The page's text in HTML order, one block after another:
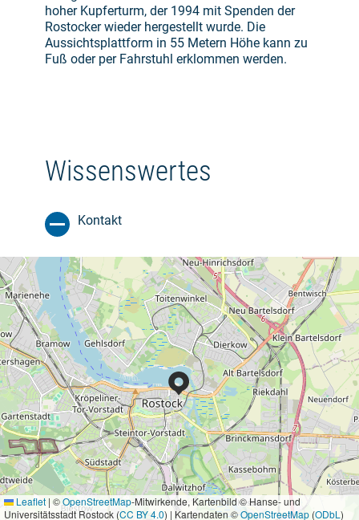
hoher Kupferturm, der 1994 mit Spenden der
Rostocker wieder hergestellt wurde. Die
Aussichtsplattform in 55 Metern Höhe kann zu
Fuß oder per Fahrstuhl erklommen werden.
Wissenswertes
Kontakt
Leaflet | ©OpenStreetMap-Mitwirkende, Kartenbild © Hanse- und
Universitätsstadt Rostock (CC BY 4.0) | Kartendaten ©OpenStreetMap (ODbL)